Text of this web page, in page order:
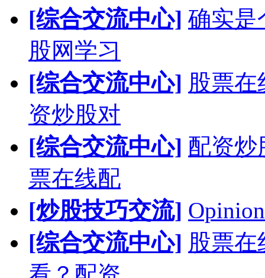
[综合交流中心] 确实是
股网学习
[综合交流中心] 股票
资炒股对
[综合交流中心] 配资炒
票在线配
[炒股技巧交流]
[综合交流中心] 股票